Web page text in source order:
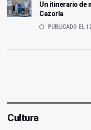
Un itinerario de
Cazorla
PUBLICADO EL
Cultura